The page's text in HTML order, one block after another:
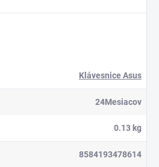
Klávesnice Asus
24Mesiacov
0.13 kg
8584193478614